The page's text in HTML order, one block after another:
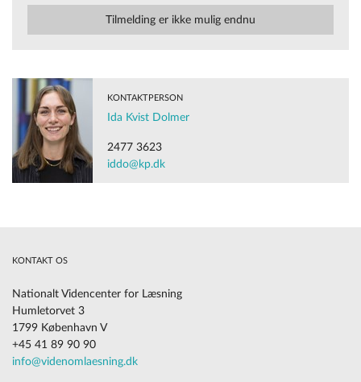
Tilmelding er ikke mulig endnu
KONTAKTPERSON
Ida Kvist Dolmer
2477 3623
iddo@kp.dk
KONTAKT OS
Nationalt Videncenter for Læsning
Humletorvet 3
1799 København V
+45 41 89 90 90
info@videnomlaesning.dk